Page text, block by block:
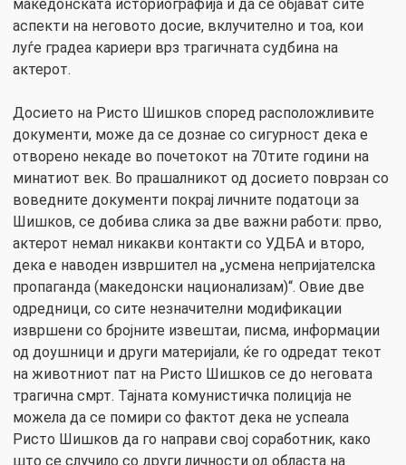
македонската историографија и да се објават сите
аспекти на неговото досие, вклучително и тоа, кои
луѓе градеа кариери врз трагичната судбина на
актерот.
Досието на Ристо Шишков според расположливите
документи, може да се дознае со сигурност дека е
отворено некаде во почетокот на 70тите години на
минатиот век. Во прашалникот од досието поврзан со
воведните документи покрај личните податоци за
Шишков, се добива слика за две важни работи: прво,
актерот немал никакви контакти со УДБА и второ,
дека е наводен извршител на „усмена непријателска
пропаганда (македонски национализам)“. Овие две
одредници, со сите незначителни модификации
извршени со бројните извештаи, писма, информации
од доушници и други материјали, ќе го одредат текот
на животниот пат на Ристо Шишков се до неговата
трагична смрт. Тајната комунистичка полиција не
можела да се помири со фактот дека не успеала
Ристо Шишков да го направи свој соработник, како
што се случило со други личности од областа на